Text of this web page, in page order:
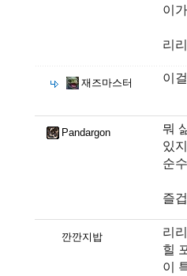
이가
리
재즈마스터 이
Pandargon
뭐
있
순
즐
깐깐지밥
리
힐
이